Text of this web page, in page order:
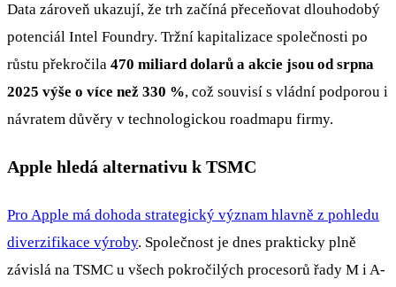
Data zároveň ukazují, že trh začíná přeceňovat dlouhodobý
potenciál Intel Foundry. Tržní kapitalizace společnosti po
růstu překročila 470 miliard dolarů a akcie jsou od srpna
2025 výše o více než 330 %, což souvisí s vládní podporou i
návratem důvěry v technologickou roadmapu firmy.
Apple hledá alternativu k TSMC
Pro Apple má dohoda strategický význam hlavně z pohledu
diverzifikace výroby. Společnost je dnes prakticky plně
závislá na TSMC u všech pokročilých procesorů řady M i A-